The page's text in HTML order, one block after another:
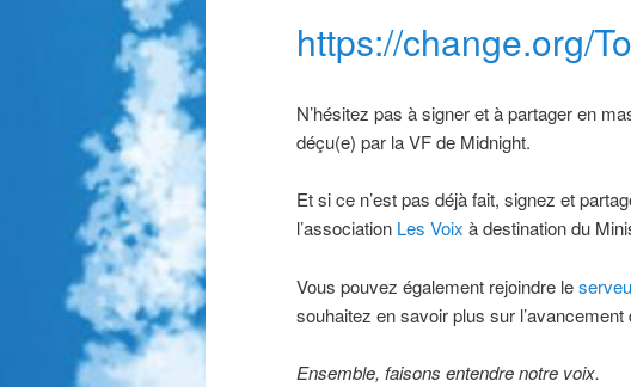
https://change.org/
N’hésitez pas à signer et à partager en
déçu(e) par la VF de Midnight.
Et si ce n’est pas déjà fait, signez et
l’association Les Voix à destination du
Vous pouvez également rejoindre le
souhaitez en savoir plus sur l’avancement
Ensemble, faisons entendre notre voix.